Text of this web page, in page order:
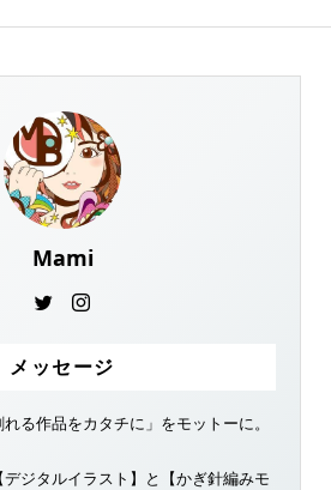
Mami
メッセージ
る作品をカタチに」をモットーに。
ジタルイラスト】と【かぎ針編みモ